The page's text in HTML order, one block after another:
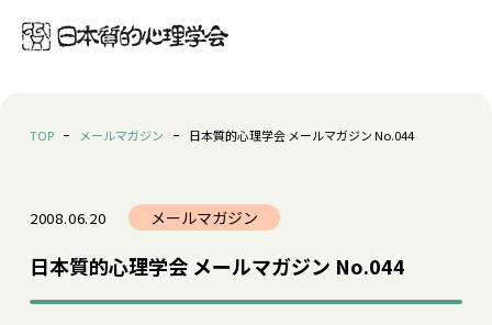
TOP メールマガジン 日本質的心理学会 メールマガジン No.044
2008.06.20 メールマガジン
日本質的心理学会 メールマガジン No.044